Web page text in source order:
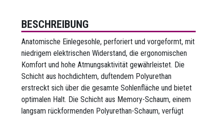
BESCHREIBUNG
Anatomische Einlegesohle, perforiert und vorgeformt, mit
niedrigem elektrischen Widerstand, die ergonomischen
Komfort und hohe Atmungsaktivität gewährleistet. Die
Schicht aus hochdichtem, duftendem Polyurethan
erstreckt sich über die gesamte Sohlenfläche und bietet
optimalen Halt. Die Schicht aus Memory-Schaum, einem
langsam rückformenden Polyurethan-Schaum, verfügt